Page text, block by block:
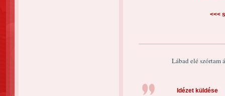
<<<
Lábad elé szórtam
Idézet küldése